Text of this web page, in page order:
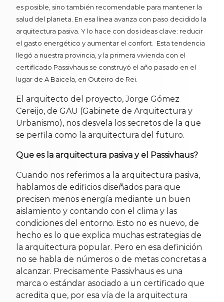
es posible, sino también recomendable para mantener la
salud del planeta. En esa línea avanza con paso decidido la
arquitectura pasiva. Y lo hace con dos ideas clave: reducir
el gasto energético y aumentar el confort. Esta tendencia
llegó a nuestra provincia, y la primera vivienda con el
certificado Passivhaus se construyó el año pasado en el
lugar de A Baicela, en Outeiro de Rei.
El arquitecto del proyecto, Jorge Gómez
Cereijo, de GAU (Gabinete de Arquitectura y
Urbanismo), nos desvela los secretos de la que
se perfila como la arquitectura del futuro.
Que es la arquitectura pasiva y el Passivhaus?
Cuando nos referimos a la arquitectura pasiva,
hablamos de edificios diseñados para que
precisen menos energía mediante un buen
aislamiento y contando con el clima y las
condiciones del entorno. Esto no es nuevo, de
hecho es lo que explica muchas estrategias de
la arquitectura popular. Pero en esa definición
no se habla de números o de metas concretas a
alcanzar. Precisamente Passivhaus es una
marca o estándar asociado a un certificado que
acredita que, por esa vía de la arquitectura